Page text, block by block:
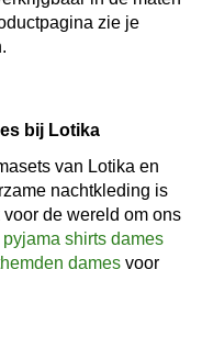
zie je
bij Lotika
van Lotika en
nachtkleding is
de wereld om ons
pyjama shirts dames
dames voor